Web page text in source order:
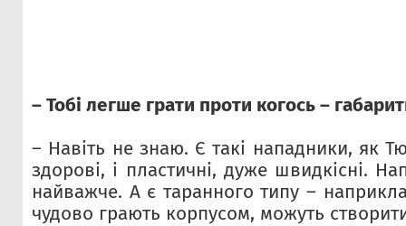
– Тобі легше грати проти когось –
– Навіть не знаю. Є такі нападники, як
здорові, і пластичні, дуже швидкісні.
найважче. А є таранного типу –
чудово грають корпусом, можуть